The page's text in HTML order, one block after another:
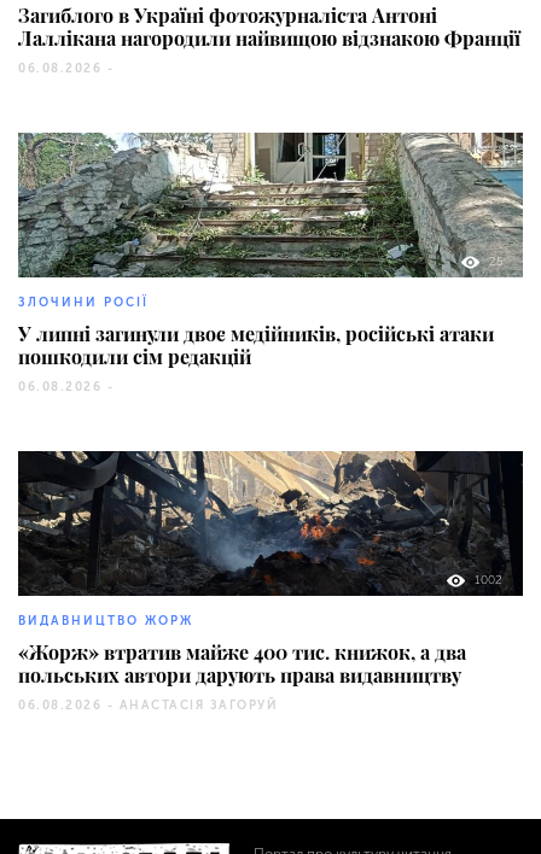
Загиблого в Україні фотожурналіста Антоні
Лаллікана нагородили найвищою відзнакою Франції
06.08.2026 -
25
ЗЛОЧИНИ РОСІЇ
У липні загинули двоє медійників, російські атаки
пошкодили сім редакцій
06.08.2026 -
1002
ВИДАВНИЦТВО ЖОРЖ
«Жорж» втратив майже 400 тис. книжок, а два
польських автори дарують права видавництву
06.08.2026 - АНАСТАСІЯ ЗАГОРУЙ